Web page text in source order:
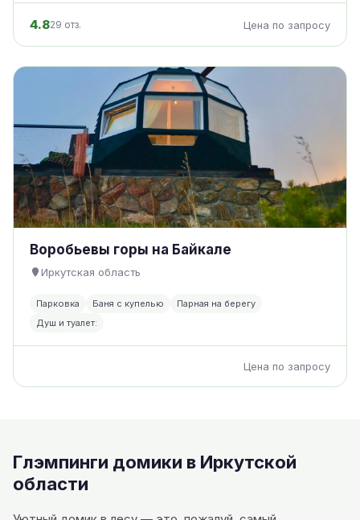
4.829 отз. Цена по запросу
Воробьевы горы на Байкале
Иркутская область
Парковка Баня с купелью
Парная на берегу
Душ и туалет:
Цена по запросу
Глэмпинги домики в Иркутской
области